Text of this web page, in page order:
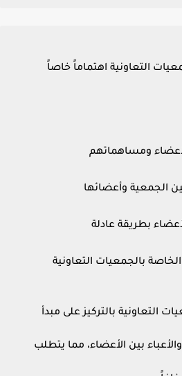
التعاونية اهتماماً خاصاً
ومساهماتهم
الجمعية وأعضائها
بطريقة عادلة
الخاصة بالجمعيات التعاونية
التعاونية بالتركيز على مبدأ
بين الأعضاء، مما يتطلب